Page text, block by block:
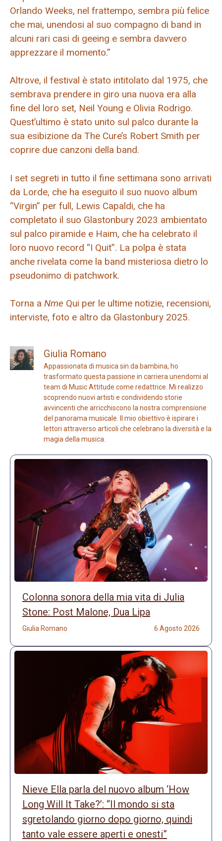
Orlando Weeks, nel frattempo, sembra più felice
che mai, unendosi al suo compagno di band in
alcuni rari casi di geeing e sembra davvero
apprezzare il momento.”
Altrove, il festival è stato intitolato dal 1975, che
sembrava prendere in giro una nuova era alla
fine del loro set, Neil Young e Olivia Rodrigo.
Quest’ultimo è stato unito sul palco durante la
sua esibizione da The Cure’s Robert Smith per
coprire due canzoni della band.
I set segreti in tutto il fine settimana sono arrivati
​​da Lorde, che ha eseguito il suo nuovo album
“Virgin” per full, Lewis Capaldi, che ha
completato il suo Glastonbury 2023 ambientato
sul palco piramide e Haim, che ha celebrato il
loro nuovo record “I Quit”. La polpa è stata
anche rivelata come la band misteriosa dietro lo
pseudonimo di patchwork.
Torna a Nme Qui per le ultime notizie, recensioni,
interviste, foto e altro da Glastonbury 2025.
Giulia Romano
Appassionata di musica sin da bambina, ho
trasformato questa passione in carriera unendomi al
team di Music Attitude come redattrice. Mi realizzo
scoprendo nuovi artisti e condividendo storie
avvincenti che arricchiscono la nostra comprensione
del panorama musicale. Il mio obiettivo è ispirare i
lettori attraverso articoli che celebrano la diversità e la
magia della musica.
Colonna sonora della mia vita di Julia
Stone: Post Malone, Dua Lipa
Giulia Romano 6 Agosto 2026
Nieve Ella parla del nuovo album ‘How
Long Will It Take?’: “Il mondo si sta
sgretolando giorno dopo giorno, quindi
tanto vale essere aperti e onesti”